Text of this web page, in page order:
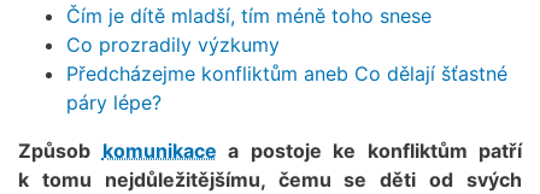
Čím je dítě mladší, tím méně toho snese
Co prozradily výzkumy
Předcházejme konfliktům aneb Co dělají šťastné
páry lépe?
Způsob komunikace a postoje ke konfliktům patří
k tomu nejdůležitějšímu, čemu se děti od svých